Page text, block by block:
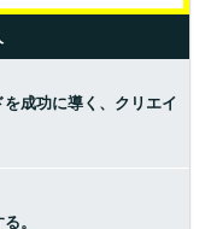
成功に導く、クリエイ
。